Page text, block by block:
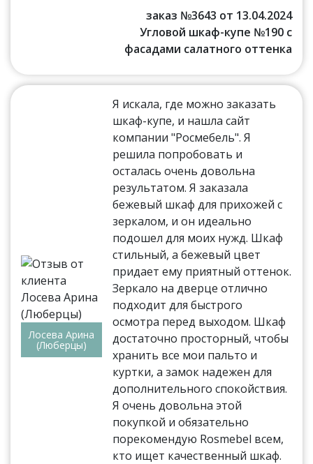
заказ №3643 от 13.04.2024
Угловой шкаф-купе №190 с
фасадами салатного оттенка
Лосева Арина
(Люберцы)
Я искала, где можно заказать
шкаф-купе, и нашла сайт
компании "Росмебель". Я
решила попробовать и
осталась очень довольна
результатом. Я заказала
бежевый шкаф для прихожей с
зеркалом, и он идеально
подошел для моих нужд. Шкаф
стильный, а бежевый цвет
придает ему приятный оттенок.
Зеркало на дверце отлично
подходит для быстрого
осмотра перед выходом. Шкаф
достаточно просторный, чтобы
хранить все мои пальто и
куртки, а замок надежен для
дополнительного спокойствия.
Я очень довольна этой
покупкой и обязательно
порекомендую Rosmebel всем,
кто ищет качественный шкаф.